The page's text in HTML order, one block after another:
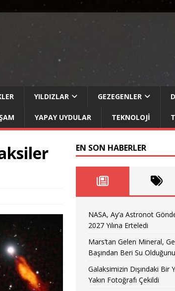
YILDIZLAR GEZEGENLER
YAPAY UYDULAR TEKNOLOJI
EN SON HABERLER
NASA, Ay’a Astronot
2027 Yılına Erteledi
Mars’tan Gelen Mineral,
Başından Beri Su
Galaksimizin Dışındaki Bir
Yakın Fotoğrafı Çekildi